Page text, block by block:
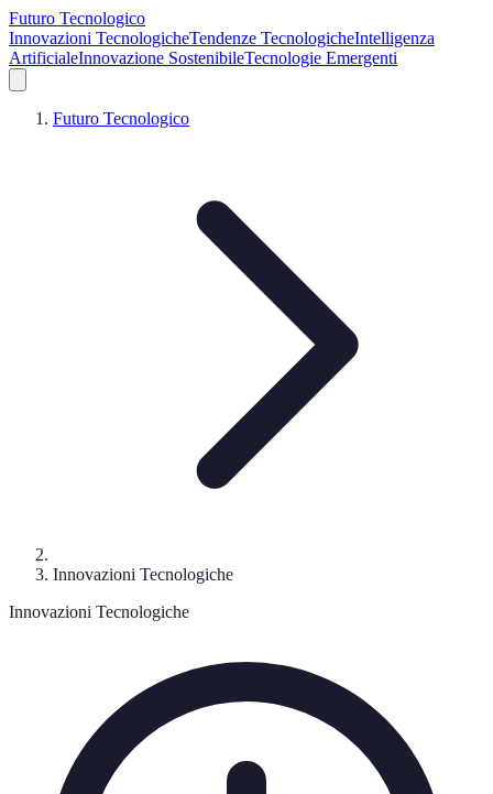
Futuro Tecnologico
Innovazioni TecnologicheTendenze TecnologicheIntelligenza
ArtificialeInnovazione SostenibileTecnologie Emergenti
Futuro Tecnologico
Innovazioni Tecnologiche
Innovazioni Tecnologiche